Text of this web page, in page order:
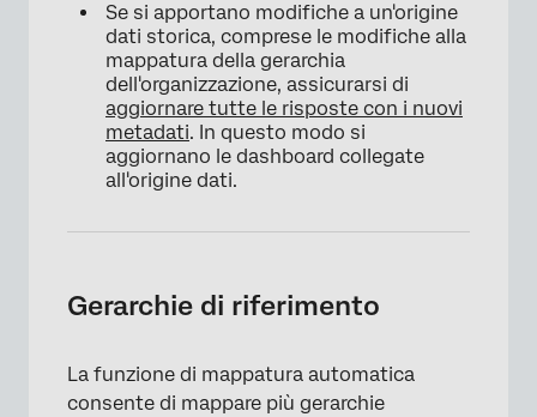
Se si apportano modifiche a un'origine
dati storica, comprese le modifiche alla
mappatura della gerarchia
dell'organizzazione, assicurarsi di
aggiornare tutte le risposte con i nuovi
metadati. In questo modo si
aggiornano le dashboard collegate
all'origine dati.
Gerarchie di riferimento
La funzione di mappatura automatica
consente di mappare più gerarchie